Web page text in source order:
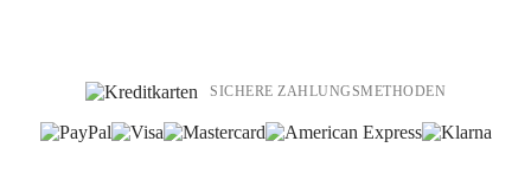
SICHERE ZAHLUNGSMETHODEN